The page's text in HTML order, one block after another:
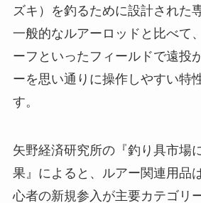
ズキ）を釣るために設計された
一般的なルアーロッドと比べて
ーフといったフィールドで遠投
ーを思い通りに操作しやすい特
す。
矢野経済研究所の『釣り具市場
果』によると、ルアー関連用品
心者の新規参入が主要カテゴリ